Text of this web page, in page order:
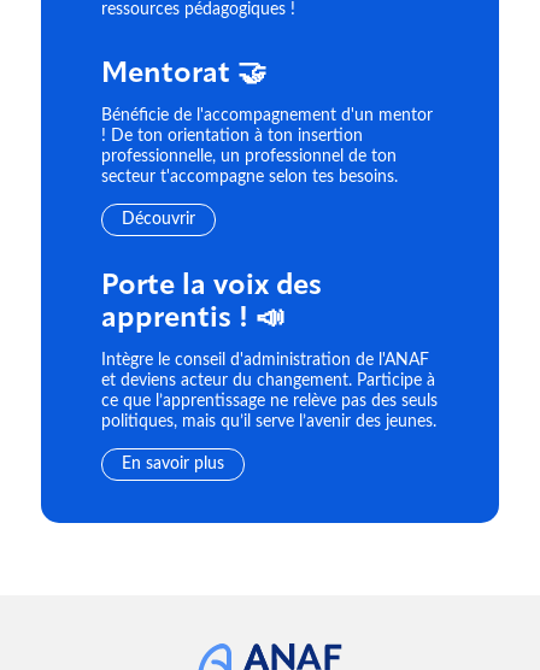
ressources pédagogiques !
Mentorat 🤝
Bénéficie de l'accompagnement d'un mentor
! De ton orientation à ton insertion
professionnelle, un professionnel de ton
secteur t'accompagne selon tes besoins.
Découvrir
Porte la voix des
apprentis ! 📣
Intègre le conseil d'administration de l'ANAF
et deviens acteur du changement. Participe à
ce que l’apprentissage ne relève pas des seuls
politiques, mais qu’il serve l’avenir des jeunes.
En savoir plus